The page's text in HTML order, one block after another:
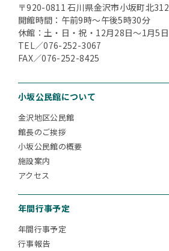
〒920-0811 石川県金沢市小坂町北312
開館時間：午前9時～午後5時30分
休館：土・日・祝・12月28日～1月5日
TEL／076-252-3067
FAX／076-252-8425
小坂公民館について
金沢地区公民館
館長のご挨拶
小坂公民館の概要
施設案内
アクセス
年間行事予定
年間行事予定
行事報告